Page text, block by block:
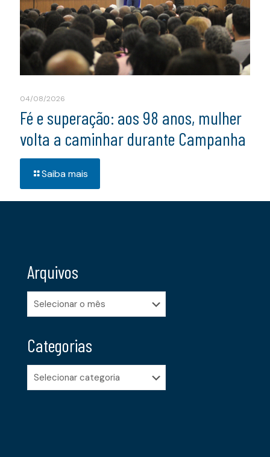
04/08/2026
Fé e superação: aos 98 anos, mulher
volta a caminhar durante Campanha
Saiba mais
Arquivos
Arquivos
Categorias
Categorias